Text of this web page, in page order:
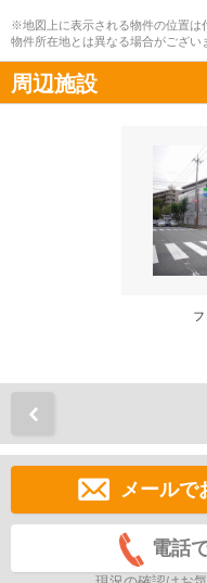
※地図上に表示される物件の位置は
物件所在地とは異なる場合がござい
周辺施設
メールで
電話